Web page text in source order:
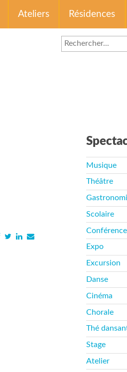
Ateliers Résidences
Musique
Théâtre
Scolaire
Conférence
Expo
Excursion
Danse
Cinéma
Chorale
Thé
Stage
Atelier